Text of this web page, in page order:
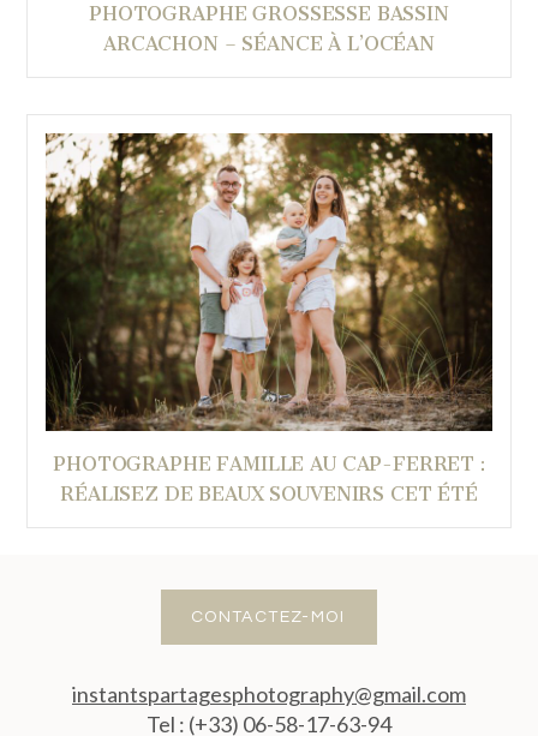
PHOTOGRAPHE GROSSESSE BASSIN
ARCACHON – SÉANCE À L’OCÉAN
PHOTOGRAPHE FAMILLE AU CAP-FERRET :
RÉALISEZ DE BEAUX SOUVENIRS CET ÉTÉ
CONTACTEZ-MOI
instantspartagesphotography@gmail.com
Tel : (+33) 06-58-17-63-94